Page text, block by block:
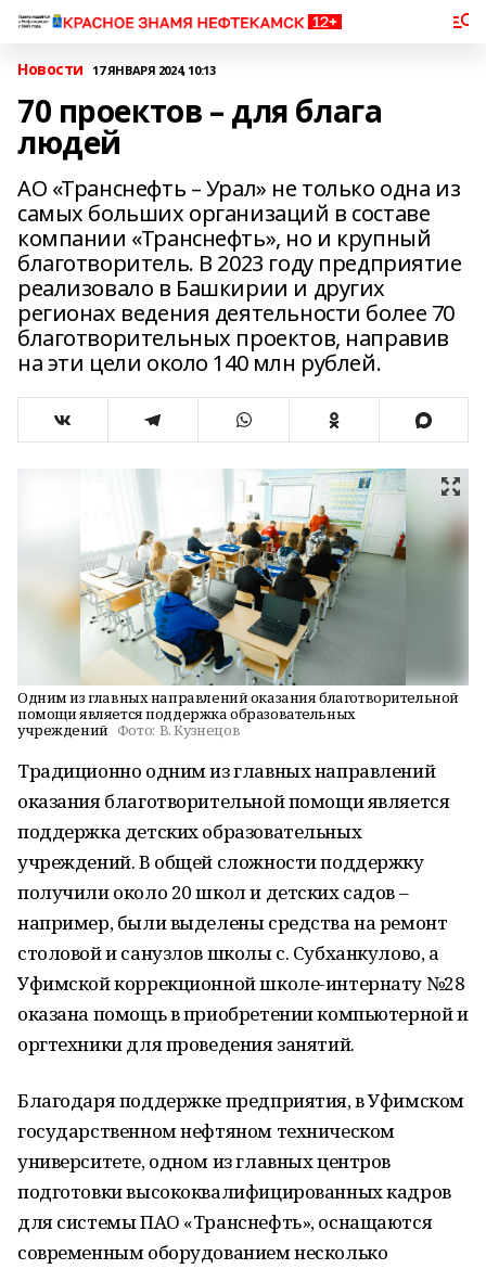
Новости 17 ЯНВАРЯ 2024, 10:13
70 проектов – для блага
людей
АО «Транснефть – Урал» не только одна из
самых больших организаций в составе
компании «Транснефть», но и крупный
благотворитель. В 2023 году предприятие
реализовало в Башкирии и других
регионах ведения деятельности более 70
благотворительных проектов, направив
на эти цели около 140 млн рублей.
Одним из главных направлений оказания благотворительной
помощи является поддержка образовательных
учреждений Фото: В. Кузнецов
Традиционно одним из главных направлений
оказания благотворительной помощи является
поддержка детских образовательных
учреждений. В общей сложности поддержку
получили около 20 школ и детских садов –
например, были выделены средства на ремонт
столовой и санузлов школы с. Субханкулово, а
Уфимской коррекционной школе-интернату №28
оказана помощь в приобретении компьютерной и
оргтехники для проведения занятий.
Благодаря поддержке предприятия, в Уфимском
государственном нефтяном техническом
университете, одном из главных центров
подготовки высококвалифицированных кадров
для системы ПАО «Транснефть», оснащаются
современным оборудованием несколько